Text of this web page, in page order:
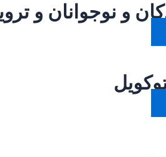
و نوجوانان و